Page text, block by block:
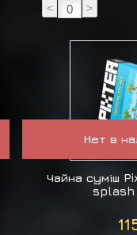
< >
Нет в
Чайна суміш
splash